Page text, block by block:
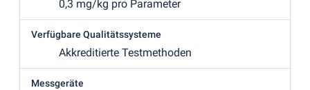
0,3 mg/kg pro Parameter
Verfügbare Qualitätssysteme
Akkreditierte Testmethoden
Messgeräte